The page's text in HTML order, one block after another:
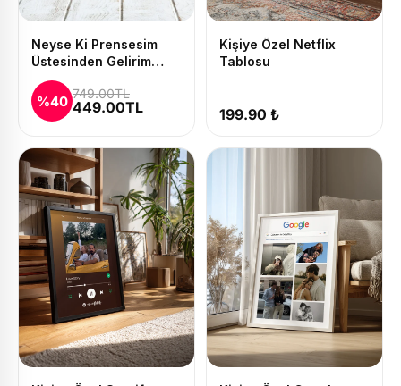
Neyse Ki Prensesim
Üstesinden Gelirim
Baskılı Kupa ve Yastık
Seti
%40 749.00TL
449.00TL
Kişiye Özel Netflix
Tablosu
199.90 ₺